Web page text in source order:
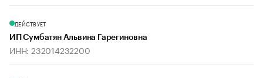
ДЕЙСТВУЕТ
ИП Сумбатян Альвина Гарегиновна
ИНН: 232014232200